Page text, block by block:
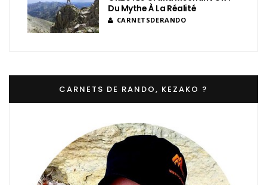
Du Mythe À La Réalité
CARNETSDERANDO
CARNETS DE RANDO, KEZAKO ?